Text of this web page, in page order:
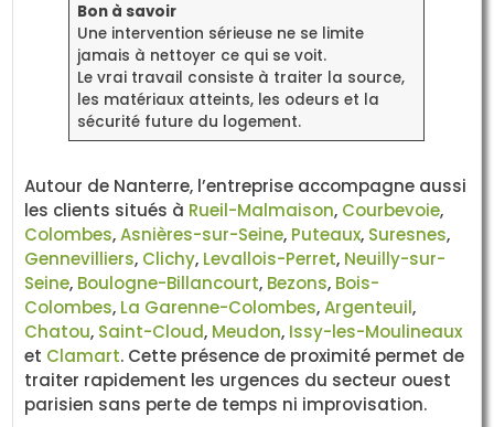
Bon à savoir
Une intervention sérieuse ne se limite
jamais à nettoyer ce qui se voit.
Le vrai travail consiste à traiter la source,
les matériaux atteints, les odeurs et la
sécurité future du logement.
Autour de Nanterre, l’entreprise accompagne aussi
les clients situés à Rueil-Malmaison, Courbevoie,
Colombes,Asnières-sur-Seine, Puteaux, Suresnes,
Gennevilliers, Clichy, Levallois-Perret, Neuilly-sur-
Seine, Boulogne-Billancourt, Bezons, Bois-
Colombes, La Garenne-Colombes,Argenteuil,
Chatou, Saint-Cloud, Meudon, Issy-les-Moulineaux
et Clamart. Cette présence de proximité permet de
traiter rapidement les urgences du secteur ouest
parisien sans perte de temps ni improvisation.